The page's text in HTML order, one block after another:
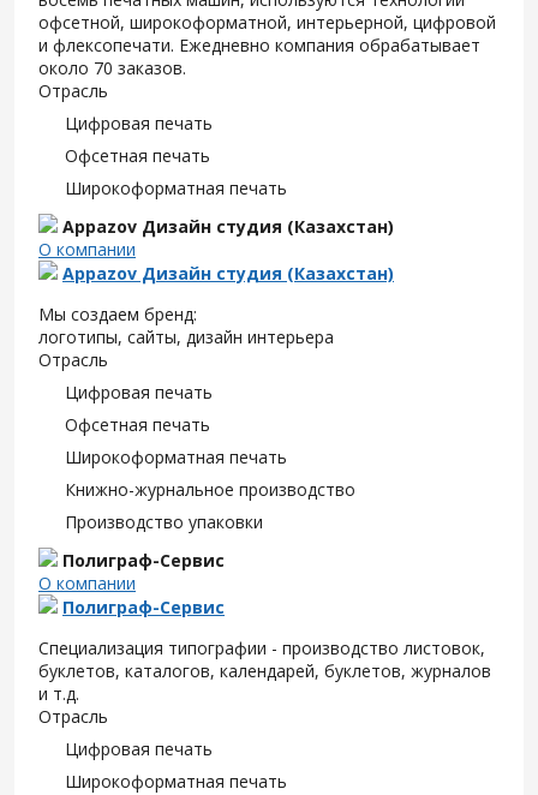
офсетной, широкоформатной, интерьерной, цифровой
и флексопечати. Ежедневно компания обрабатывает
около 70 заказов.
Отрасль
Цифровая печать
Офсетная печать
Широкоформатная печать
Appazov Дизайн студия (Казахстан)
О компании
Appazov Дизайн студия (Казахстан)
Мы создаем бренд:
логотипы, сайты, дизайн интерьера
Отрасль
Цифровая печать
Офсетная печать
Широкоформатная печать
Книжно-журнальное производство
Производство упаковки
Полиграф-Сервис
О компании
Полиграф-Сервис
Специализация типографии - производство листовок,
буклетов, каталогов, календарей, буклетов, журналов
и т.д.
Отрасль
Цифровая печать
Широкоформатная печать